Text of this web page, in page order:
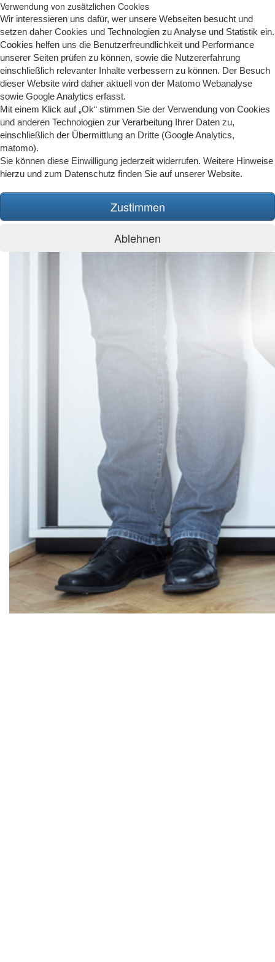
Verwendung von zusätzlichen Cookies
Wir interessieren uns dafür, wer unsere Webseiten besucht und
setzen daher Cookies und Technologien zu Analyse und Statistik ein.
Cookies helfen uns die Benutzerfreundlichkeit und Performance
unserer Seiten prüfen zu können, sowie die Nutzererfahrung
einschließlich relevanter Inhalte verbessern zu können. Der Besuch
dieser Website wird daher aktuell von der Matomo Webanalyse
sowie Google Analytics erfasst.
Mit einem Klick auf „Ok“ stimmen Sie der Verwendung von Cookies
und anderen Technologien zur Verarbeitung Ihrer Daten zu,
einschließlich der Übermittlung an Dritte (Google Analytics,
matomo).
Sie können diese Einwilligung jederzeit widerrufen. Weitere Hinweise
hierzu und zum Datenschutz finden Sie auf unserer Website.
Zustimmen
Ablehnen